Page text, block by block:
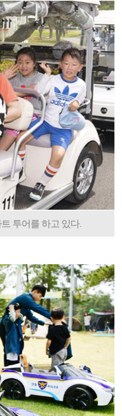
투어를 하고 있다.